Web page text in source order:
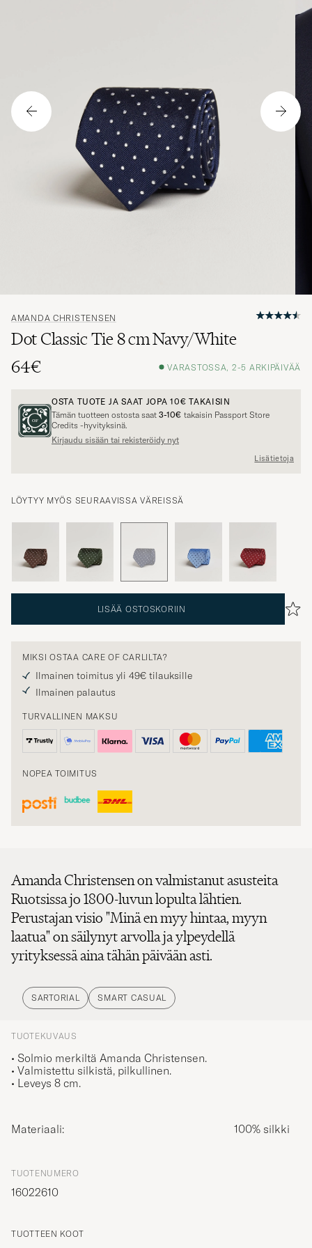
AMANDA CHRISTENSEN
Dot Classic Tie 8 cm Navy/White
64€
VARASTOSSA, 2-5 ARKIPÄIVÄÄ
OSTA TUOTE JA SAAT JOPA10€ TAKAISIN
Tämän tuotteen ostosta saat 3-10€ takaisin Passport Store
Credits -hyvityksinä.
Kirjaudu sisään tai rekisteröidy nyt
Lisätietoja
LÖYTYY MYÖS SEURAAVISSA VÄREISSÄ
LISÄÄ OSTOSKORIIN
MIKSI OSTAA CARE OF CARLILTA?
Ilmainen toimitus yli 49€ tilauksille
Ilmainen palautus
TURVALLINEN MAKSU
NOPEA TOIMITUS
Amanda Christensen on valmistanut asusteita
Ruotsissa jo 1800-luvun lopulta lähtien.
Perustajan visio "Minä en myy hintaa, myyn
laatua" on säilynyt arvolla ja ylpeydellä
yrityksessä aina tähän päivään asti.
SARTORIAL SMART CASUAL
TUOTEKUVAUS
• Solmio merkiltä Amanda Christensen.
• Valmistettu silkistä, pilkullinen.
• Leveys 8 cm.
Materiaali: 100% silkki
TUOTENUMERO
16022610
TUOTTEEN KOOT